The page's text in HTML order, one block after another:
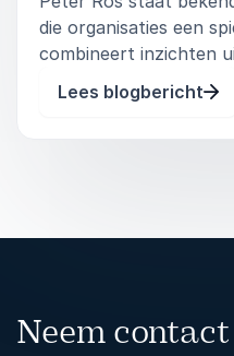
die organisaties een
combineert inzichten
psychologie en
directe, toegankelijke
Lees blogbericht
Neem